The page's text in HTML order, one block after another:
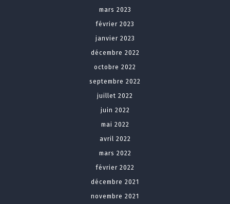
mars 2023
février 2023
janvier 2023
décembre 2022
octobre 2022
septembre 2022
juillet 2022
juin 2022
mai 2022
avril 2022
mars 2022
février 2022
décembre 2021
novembre 2021